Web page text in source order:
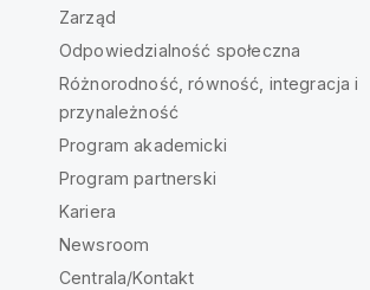
Zarząd
Odpowiedzialność społeczna
Różnorodność, równość, integracja i
przynależność
Program akademicki
Program partnerski
Kariera
Newsroom
Centrala/Kontakt